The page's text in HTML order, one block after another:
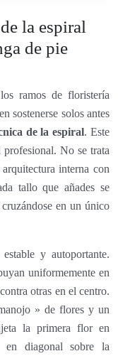
la espiral
de pie
ramos de floristería
sostenerse solos antes
de la espiral. Este
No se trata
interna con
tallo que añades se
en un único
y autoportante.
uniformemente en
otras en el centro.
» de flores y un
la primera flor en
en diagonal sobre la